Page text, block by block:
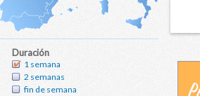
Duración
1 semana
2 semanas
fin de semana